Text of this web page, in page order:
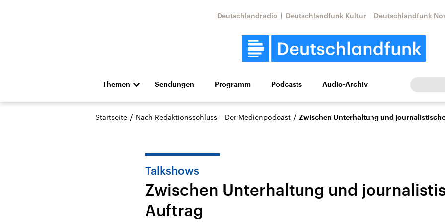
Deutschlandradio Deutschlandfunk Kultur Deutschlandfunk
Themen
Die Nachrichten Politik Wirtschaft Wissen Kultur Europa
Hörspiel und Feature Musik
Landtagswahl Sachsen-
Anhalt 2026
USA
Aktuelle Beiträge,
Sendungen Programm Podcasts Audio-Archiv
Startseite / Nach Redaktionsschluss – Der Medienpodcast / Zwischen Unterhaltung und
Talkshows
Zwischen Unterhaltung und
Auftrag